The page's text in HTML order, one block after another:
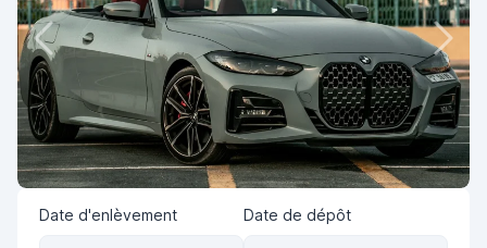
Date d'enlèvement Date de dépôt